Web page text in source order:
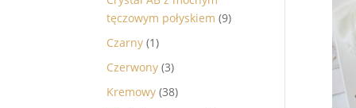
tęczowym połyskiem (9)
Czarny (1)
Czerwony (3)
Kremowy (38)